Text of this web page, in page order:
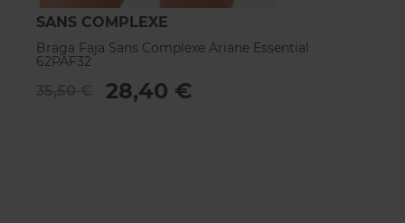
SANS COMPLEXE
Braga Faja Sans Complexe Ariane Essential
62PAF32
28,40 €